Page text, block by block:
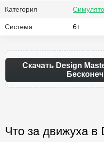
Категория
Система 6+
Скачать Design
Что за движуха в